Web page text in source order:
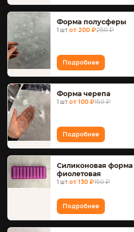
Форма полусферы
1 шт.от 200 ₽250 ₽
Подробнее
Форма черепа
1 шт.от 100 ₽150 ₽
Подробнее
Силиконовая форма
фиолетовая
1 шт.от 130 ₽150 ₽
Подробнее